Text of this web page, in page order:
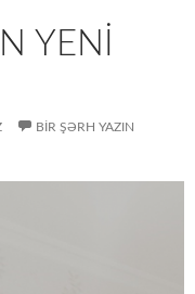
YENI
BIR ŞƏRH YAZIN